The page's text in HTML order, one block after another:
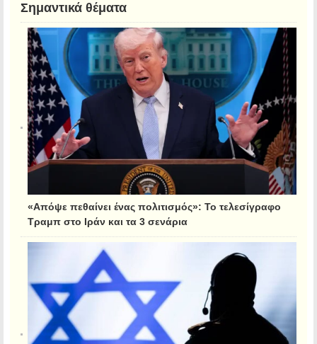
Σημαντικά θέματα
«Απόψε πεθαίνει ένας πολιτισμός»: Το τελεσίγραφο
Τραμπ στο Ιράν και τα 3 σενάρια